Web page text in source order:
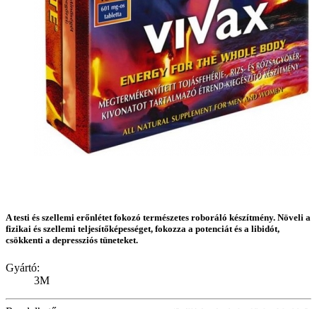
A testi és szellemi erőnlétet fokozó természetes roboráló készítmény. Növeli a
fizikai és szellemi teljesítőképességet, fokozza a potenciát és a libidót,
csökkenti a depressziós tüneteket.
Gyártó:
3M